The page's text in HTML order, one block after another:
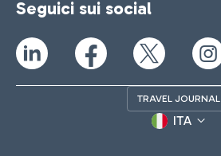
Seguici sui social
TRAVEL JOURNAL
ITA